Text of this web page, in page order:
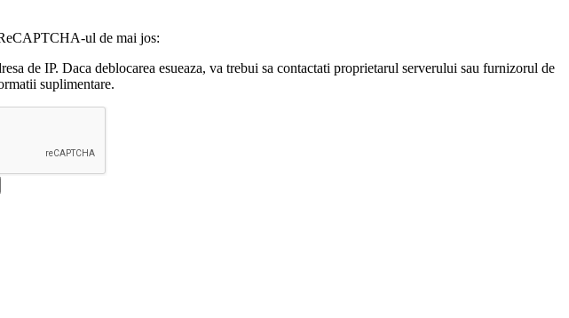
ul de mai jos:
de IP. Daca deblocarea esueaza, va trebui sa contactati proprietarul serverului sau furnizorul de
suplimentare.